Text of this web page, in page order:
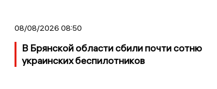
08/08/2026 08:50
В Брянской области сбили почти сотню
украинских беспилотников